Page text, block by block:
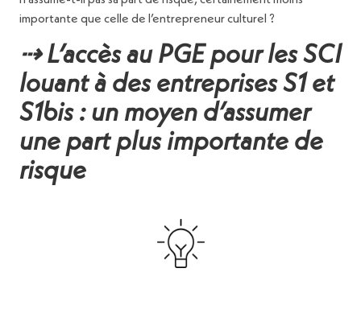
importante que celle de l’entrepreneur culturel ?
⇢ L’accès au PGE pour les SCI
louant à des entreprises S1 et
S1bis : un moyen d’assumer
une part plus importante de
risque